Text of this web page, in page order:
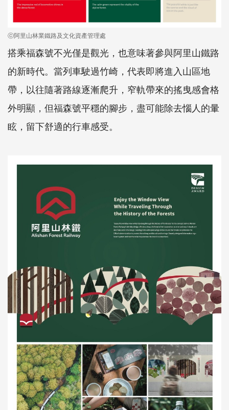
ⓒ阿里山林業鐵路及文化資產管理處
搭乘福森號不光僅是觀光，也意味著參與阿里山鐵路
的新時代。當列車駛過竹崎，代表即將進入山區地
帶，以往隨著路線逐漸爬升，窄軌帶來的搖曳感會格
外明顯，但福森號平穩的腳步，盡可能除去惱人的暈
眩，留下舒適的行車感受。